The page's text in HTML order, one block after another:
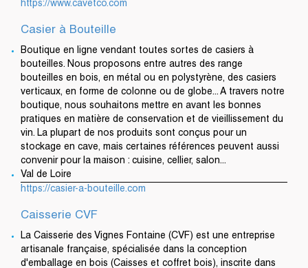
https://www.cavetco.com
Casier à Bouteille
Boutique en ligne vendant toutes sortes de casiers à
bouteilles. Nous proposons entre autres des range
bouteilles en bois, en métal ou en polystyrène, des casiers
verticaux, en forme de colonne ou de globe... A travers notre
boutique, nous souhaitons mettre en avant les bonnes
pratiques en matière de conservation et de vieillissement du
vin. La plupart de nos produits sont conçus pour un
stockage en cave, mais certaines références peuvent aussi
convenir pour la maison : cuisine, cellier, salon...
Val de Loire
https://casier-a-bouteille.com
Caisserie CVF
La Caisserie des Vignes Fontaine (CVF) est une entreprise
artisanale française, spécialisée dans la conception
d'emballage en bois (Caisses et coffret bois), inscrite dans